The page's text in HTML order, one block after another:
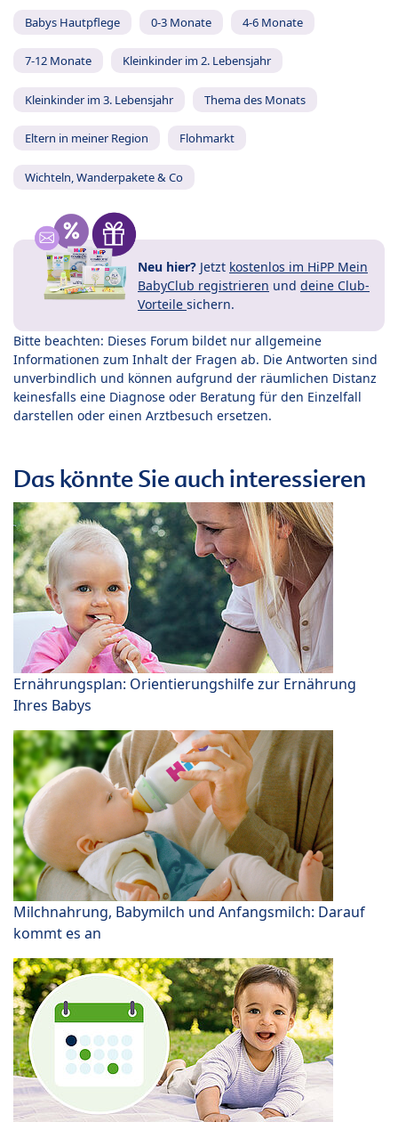
Babys Hautpflege 0-3 Monate 4-6 Monate
7-12 Monate Kleinkinder im 2. Lebensjahr
Kleinkinder im 3. Lebensjahr Thema des Monats
Eltern in meiner Region Flohmarkt
Wichteln, Wanderpakete & Co
Neu hier? Jetzt kostenlos im HiPP Mein
BabyClub registrieren und deine Club-
Vorteile sichern.
Bitte beachten: Dieses Forum bildet nur allgemeine
Informationen zum Inhalt der Fragen ab. Die Antworten sind
unverbindlich und können aufgrund der räumlichen Distanz
keinesfalls eine Diagnose oder Beratung für den Einzelfall
darstellen oder einen Arztbesuch ersetzen.
Das könnte Sie auch interessieren
Ernährungsplan: Orientierungshilfe zur Ernährung
Ihres Babys
Milchnahrung, Babymilch und Anfangsmilch: Darauf
kommt es an